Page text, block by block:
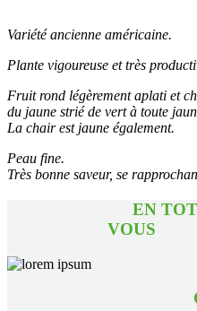
Variété ancienne américaine.
Plante vigoureuse et très
Fruit rond légèrement aplati et
du jaune strié de vert à toute
La chair est jaune également.
Peau fine.
Très bonne saveur, se
EN TOTALE
C’EST LÀ